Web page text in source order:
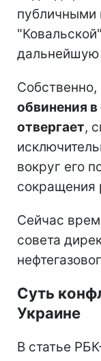
публичными
дальнейшую
Собственно,
обвинения
отвергает,
вокруг его
сокращения
Сейчас
совета
Суть
Украине
В статье